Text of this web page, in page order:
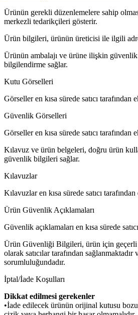
Ürünün gerekli düzenlemelere sahip
merkezli tedarikçileri gösterir.
Ürün bilgileri, ürünün üreticisi ile ilgili
Ürünün ambalajı ve ürüne ilişkin güvenlik
bilgilendirme sağlar.
Kutu Görselleri
Görseller en kısa sürede satıcı tarafından
Güvenlik Görselleri
Görseller en kısa sürede satıcı tarafından
Kılavuz ve ürün belgeleri, doğru ürün
güvenlik bilgileri sağlar.
Kılavuzlar
Kılavuzlar en kısa sürede satıcı
Ürün Güvenlik Açıklamaları
Güvenlik açıklamaları en kısa sürede
Ürün Güvenliği Bilgileri, ürün için
olarak satıcılar tarafından sağlanmaktadır
sorumluluğundadır.
İptal/İade Koşulları
Dikkat edilmesi gerekenler
•İade edilecek ürünün orijinal kutusu